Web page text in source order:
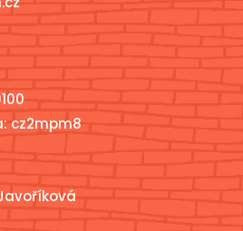
cz2mpm8